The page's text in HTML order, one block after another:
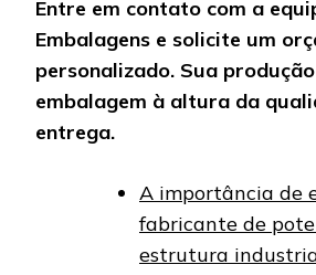
Entre em contato com a
Embalagens e solicite um
personalizado. Sua
embalagem à altura da
entrega.
A importância de
fabricante de
estrutura